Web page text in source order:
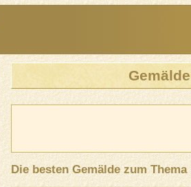
Die besten Gemälde zum Thema